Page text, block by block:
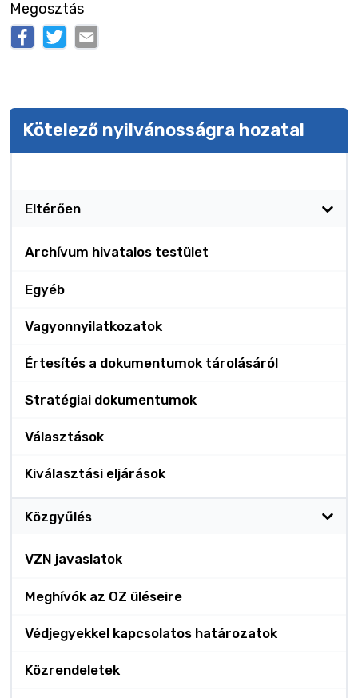
Megosztás
Kötelező nyilvánosságra hozatal
Eltérően
Archívum hivatalos testület
Egyéb
Vagyonnyilatkozatok
Értesítés a dokumentumok tárolásáról
Stratégiai dokumentumok
Választások
Kiválasztási eljárások
Közgyűlés
VZN javaslatok
Meghívók az OZ üléseire
Védjegyekkel kapcsolatos határozatok
Közrendeletek